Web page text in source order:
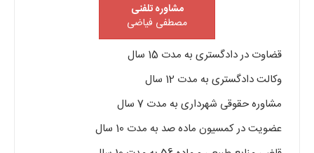
مشاوره تلفنی
مصطفی فیاضی
قضاوت در دادگستری به مدت 15 سال
وکالت دادگستری به مدت 12 سال
مشاوره حقوقی شهرداری به مدت 7 سال
عضویت در کمسیون ماده صد به مدت 10 سال